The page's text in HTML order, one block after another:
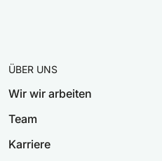
ÜBER UNS
Wir wir arbeiten
Team
Karriere